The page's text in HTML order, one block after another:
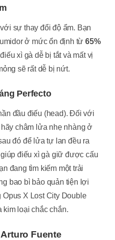
sự thay đổi độ ẩm. Bạn
ở mức ổn định từ65%
xì gà dễ bị tắt và mất vị
sẽ rất dễ bị nứt.
Perfecto
đầu điếu (head). Đối với
châm lửa nhẹ nhàng ở
đó để lửa tự lan đều ra
điếu xì gà giữ được cấu
đang tìm kiếm một trải
bao bì bảo quản tiện lợi
Opus X Lost City Double
kim loại chắc chắn.
Fuente